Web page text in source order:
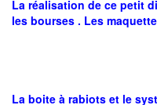
La réalisation de ce petit
les bourses . Les
La boite à rabiots et le